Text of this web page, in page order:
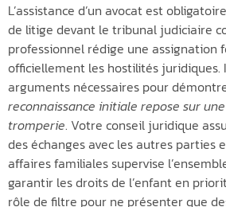
L’assistance d’un avocat est
de litige devant le tribunal judiciaire
professionnel rédige une assignation
officiellement les hostilités juridiques.
arguments nécessaires pour
reconnaissance initiale repose sur
tromperie. Votre conseil juridique
des échanges avec les autres parties
affaires familiales supervise
garantir les droits de l’enfant en
rôle de filtre pour ne présenter que